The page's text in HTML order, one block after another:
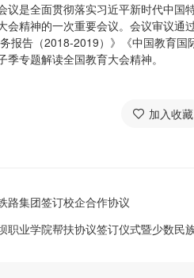
议是全面贯彻落实习近平新时代中国
会精神的一次重要会议。会议审议
报告（2018-2019）》《中国教育
专题解读全国教育大会精神。
加入收藏
路集团签订校企合作协议
职业学院帮扶协议签订仪式暨少数民